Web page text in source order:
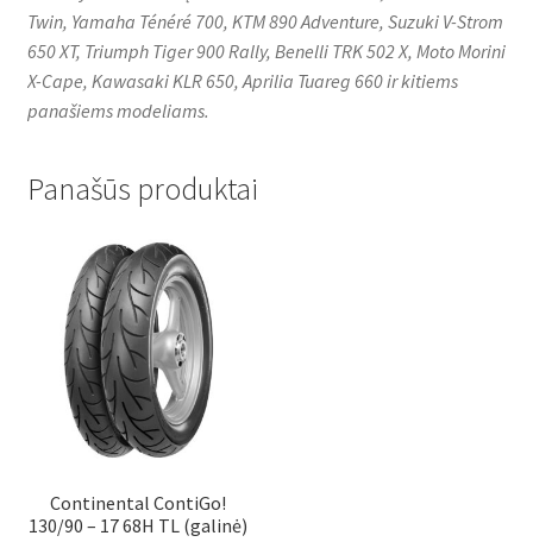
Twin, Yamaha Ténéré 700, KTM 890 Adventure, Suzuki V-Strom
650 XT, Triumph Tiger 900 Rally, Benelli TRK 502 X, Moto Morini
X-Cape, Kawasaki KLR 650, Aprilia Tuareg 660 ir kitiems
panašiems modeliams.
Panašūs produktai
Continental ContiGo!
130/90 – 17 68H TL (galinė)